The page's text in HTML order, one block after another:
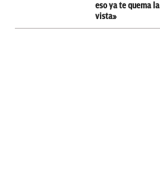
eso ya te quema la
vista»